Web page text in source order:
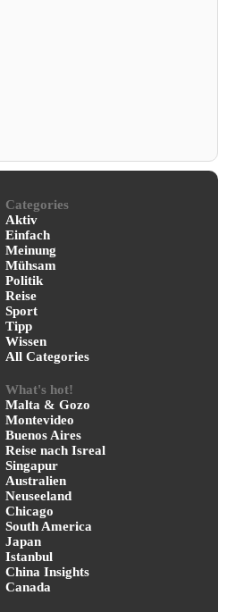
Categories
Aktiv
Einfach
Meinung
Mühsam
Politik
Reise
Sport
Tipp
Wissen
All Categories
What's hot!
Malta & Gozo
Montevideo
Buenos Aires
Reise nach Isreal
Singapur
Australien
Neuseeland
Chicago
South America
Japan
Istanbul
China Insights
Canada